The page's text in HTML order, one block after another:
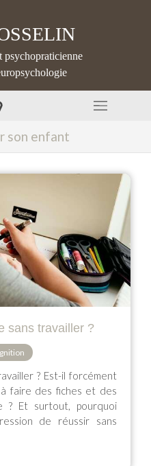
psychopraticienne
son enfant
sans travailler ?
? Est-il forcément
faire des fiches et des
? Et surtout, pourquoi
de réussir sans